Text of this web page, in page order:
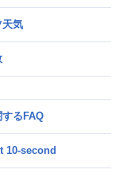
天気
るFAQ
10-second